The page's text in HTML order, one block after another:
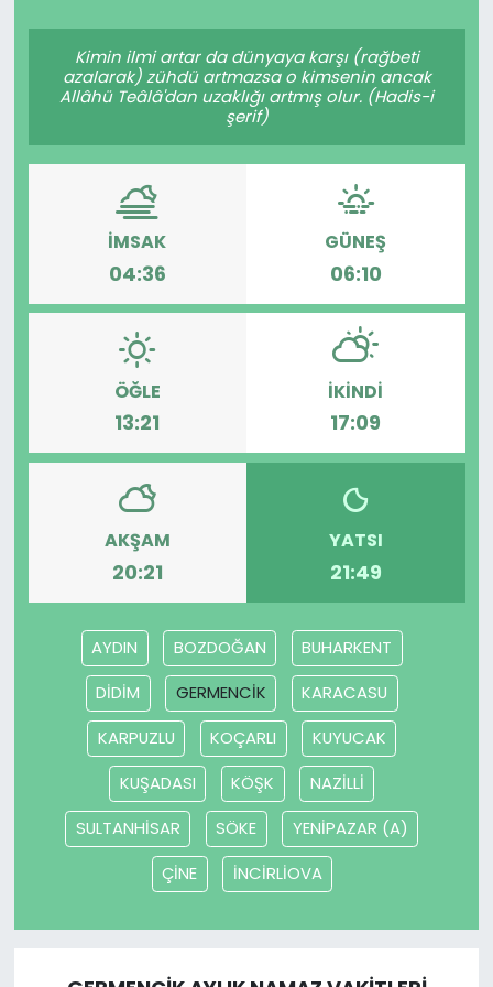
Kimin ilmi artar da dünyaya karşı (rağbeti
azalarak) zühdü artmazsa o kimsenin ancak
Allâhü Teâlâ'dan uzaklığı artmış olur. (Hadis-i
şerif)
İMSAK
04:36
GÜNEŞ
06:10
ÖĞLE
13:21
İKINDI
17:09
AKŞAM
20:21
YATSI
21:49
AYDIN BOZDOĞAN
BUHARKENT
DİDİM
GERMENCİK
KARACASU
KARPUZLU
KOÇARLI
KUYUCAK
KUŞADASI
KÖŞK
NAZİLLİ
SULTANHİSAR
SÖKE
YENİPAZAR (A)
ÇİNE
İNCİRLİOVA
Teknoloji
Resmi İlanlar
Yaşam
Künye
Gizlilik Sözleşmesi
İletişim